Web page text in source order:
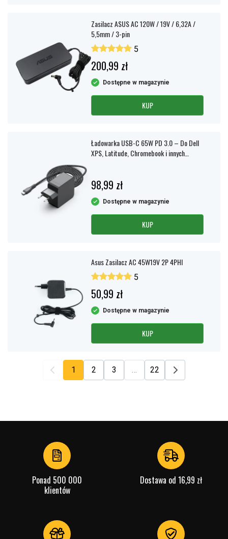
Zasilacz ASUS AC 120W / 19V / 6,32A /
5,5mm / 3-pin
5
200,99 zł
Dostępne w magazynie
KUP
Ładowarka USB-C 65W PD 3.0 – Do Dell
XPS, Latitude, Chromebook i innych
98,99 zł
Dostępne w magazynie
KUP
Asus Zasilacz AC 45W19V 2P 4PHI
5
50,99 zł
Dostępne w magazynie
KUP
1 2 3 … 22
Ponad 500 000
klientów
Dostawa od 16,99 zł